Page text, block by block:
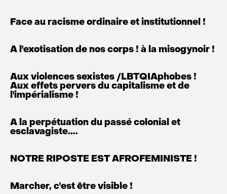
Face au racisme ordinaire et institutionnel !
A l'exotisation de nos corps ! à la misogynoir !
Aux violences sexistes /LBTQIAphobes !
Aux effets pervers du capitalisme et de
l'impérialisme !
A la perpétuation du passé colonial et
esclavagiste....
NOTRE RIPOSTE EST AFROFEMINISTE !
Marcher, c'est être visible !